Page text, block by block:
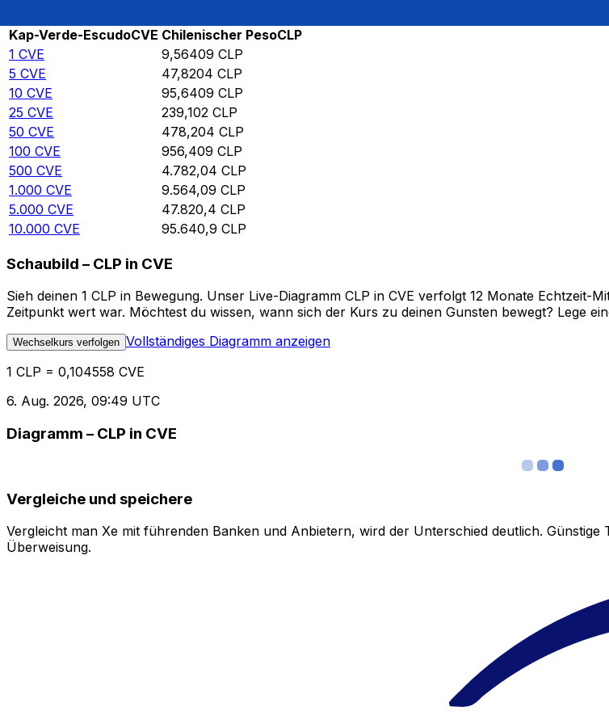
Kap-Verde-EscudoCVE Chilenischer PesoCLP
1 CVE 9,56409 CLP
5 CVE 47,8204 CLP
10 CVE 95,6409 CLP
25 CVE 239,102 CLP
50 CVE 478,204 CLP
100 CVE 956,409 CLP
500 CVE 4.782,04 CLP
1.000 CVE 9.564,09 CLP
5.000 CVE 47.820,4 CLP
10.000 CVE 95.640,9 CLP
Schaubild – CLP in CVE
Sieh deinen 1 CLP in Bewegung. Unser Live-Diagramm CLP in CVE verfolgt 12 Monate Echtzeit-
Zeitpunkt wert war. Möchtest du wissen, wann sich der Kurs zu deinen Gunsten bewegt? Lege
Wechselkurs verfolgen Vollständiges Diagramm anzeigen
1 CLP = 0,104558 CVE
6. Aug. 2026, 09:49 UTC
Diagramm – CLP in CVE
Vergleiche und speichere
Vergleicht man Xe mit führenden Banken und Anbietern, wird der Unterschied deutlich.
Überweisung.